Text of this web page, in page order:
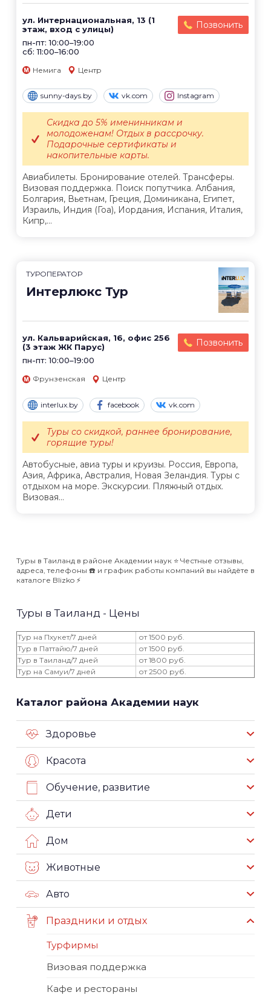
ул. Интернациональная, 13 (1
этаж, вход с улицы)
пн-пт: 10:00–19:00
сб: 11:00–16:00
Позвонить
Немига Центр
sunny-days.by vk.com Instagram
Авиабилеты. Бронирование отелей. Трансферы.
Визовая поддержка. Поиск попутчика. Албания,
Болгария, Вьетнам, Греция, Доминикана, Египет,
Израиль, Индия (Гоа), Иордания, Испания, Италия,
Кипр,...
Скидка до 5% именинникам и
молодоженам! Отдых в рассрочку.
Подарочные сертификаты и
накопительные карты.
ТУРОПЕРАТОР
Интерлюкс Тур
ул. Кальварийская, 16, офис 256
(3 этаж ЖК Парус)
пн-пт: 10:00–19:00
Позвонить
Фрунзенская Центр
interlux.by facebook vk.com
Автобусные, авиа туры и круизы. Россия, Европа,
Азия, Африка, Австралия, Новая Зеландия. Туры с
отдыхом на море. Экскурсии. Пляжный отдых.
Визовая...
Туры со скидкой, раннее бронирование,
горящие туры!
Туры в Таиланд в районе Академии наук ⭐️ Честные отзывы,
адреса, телефоны ☎️ и график работы компаний вы найдёте в
каталоге Blizko ⚡️
Туры в Таиланд - Цены
Тур на Пхукет/7 дней
от 1500 руб.
Тур в Паттайю/7 дней
от 1500 руб.
Тур в Таиланд/7 дней
от 1800 руб.
Тур на Самуи/7 дней
от 2500 руб.
Каталог района Академии наук
Здоровье
Красота
Обучение, развитие
Дети
Дом
Животные
Авто
Праздники и отдых
Турфирмы
Визовая поддержка
Кафе и рестораны